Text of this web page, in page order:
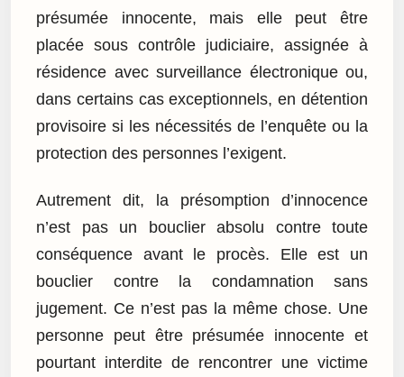
présumée innocente, mais elle peut être
placée sous contrôle judiciaire, assignée à
résidence avec surveillance électronique ou,
dans certains cas exceptionnels, en détention
provisoire si les nécessités de l’enquête ou la
protection des personnes l’exigent.
Autrement dit, la présomption d’innocence
n’est pas un bouclier absolu contre toute
conséquence avant le procès. Elle est un
bouclier contre la condamnation sans
jugement. Ce n’est pas la même chose. Une
personne peut être présumée innocente et
pourtant interdite de rencontrer une victime